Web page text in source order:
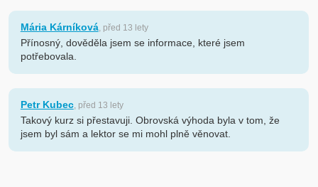
Mária Kárníková, před 13 lety
Přínosný, dověděla jsem se informace, které jsem
potřebovala.
Petr Kubec, před 13 lety
Takový kurz si přestavuji. Obrovská výhoda byla v tom, že
jsem byl sám a lektor se mi mohl plně věnovat.